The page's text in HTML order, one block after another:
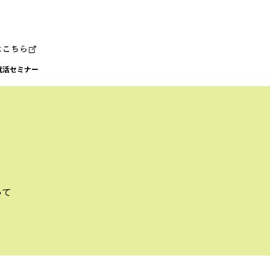
活セミナー